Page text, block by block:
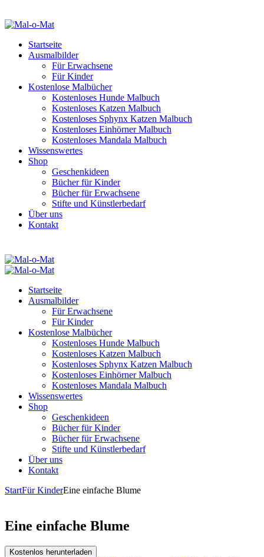
Startseite
Ausmalbilder
Für Erwachsene
Für Kinder
Kostenlose Malbücher
Kostenloses Hunde Malbuch
Kostenloses Katzen Malbuch
Kostenloses Sphynx Katzen Malbuch
Kostenloses Einhörner Malbuch
Kostenloses Mandala Malbuch
Wissenswertes
Shop
Geschenkideen
Bücher für Kinder
Bücher für Erwachsene
Stifte und Künstlerbedarf
Über uns
Kontakt
Startseite
Ausmalbilder
Für Erwachsene
Für Kinder
Kostenlose Malbücher
Kostenloses Hunde Malbuch
Kostenloses Katzen Malbuch
Kostenloses Sphynx Katzen Malbuch
Kostenloses Einhörner Malbuch
Kostenloses Mandala Malbuch
Wissenswertes
Shop
Geschenkideen
Bücher für Kinder
Bücher für Erwachsene
Stifte und Künstlerbedarf
Über uns
Kontakt
StartFür KinderEine einfache Blume
Eine einfache Blume
Kostenlos herunterladen